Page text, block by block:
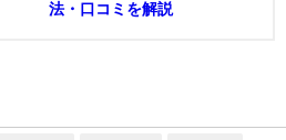
法・口コミを解説